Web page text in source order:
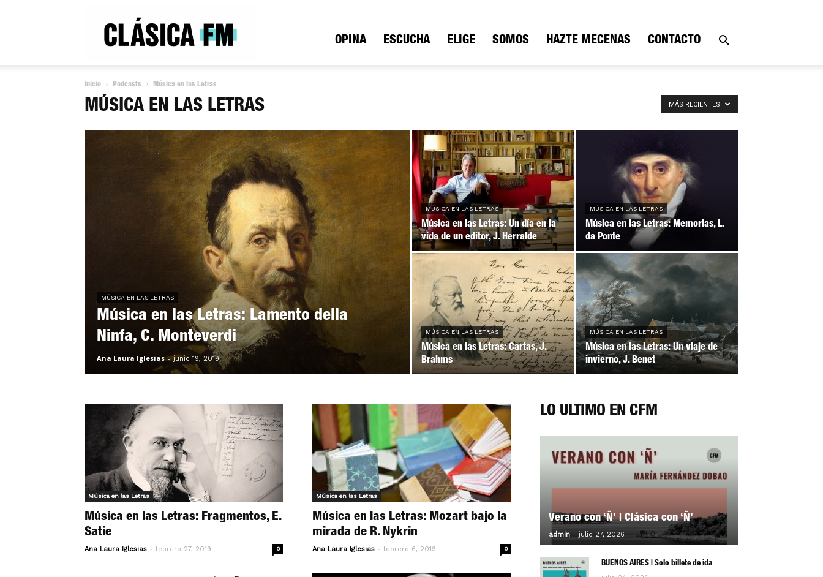
FM
Radio
OPINA ESCUCHA ELIGE SOMOS HAZTE MECENAS CONTACTO
Inicio Podcasts Música en las Letras
MÚSICA EN LAS LETRAS MÁS RECIENTES
MÚSICA EN LAS LETRAS
Música en las Letras: Lamento della
Ninfa, C. Monteverdi
Ana Laura Iglesias - junio 19, 2019
MÚSICA EN LAS LETRAS
Música en las Letras: Un día en la
vida de un editor, J. Herralde
MÚSICA EN LAS LETRAS
Música en las Letras: Memorias, L.
da Ponte
MÚSICA EN LAS LETRAS
Música en las Letras: Cartas, J.
Brahms
MÚSICA EN LAS LETRAS
Música en las Letras: Un viaje de
invierno, J. Benet
Música en las Letras
Música en las Letras: Fragmentos, E.
Satie
Ana Laura Iglesias - febrero 27, 2019 0
Música en las Letras
Música en las Letras: Mozart bajo la
mirada de R. Nykrin
Ana Laura Iglesias - febrero 6, 2019 0
LO ÚLTIMO EN CFM
Verano con ‘Ñ’ | Clásica con ‘Ñ’
admin - julio 27, 2026 0
BUENOS AIRES | Solo billete de ida